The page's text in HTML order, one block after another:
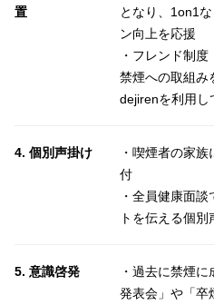
置
となり、1on1
ン向上を応援
・フレンド制
禁煙への取組み
dejirenを利用し
4. 個別声掛け
・喫煙者の家
付
・全員健康面
トを伝える個別
5. 意識啓発
・過去に禁煙
発表会」や「卒